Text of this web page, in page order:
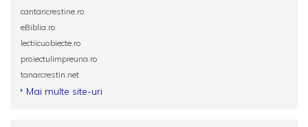
cantaricrestine.ro
eBiblia.ro
lectiicuobiecte.ro
proiectulimpreuna.ro
tanarcrestin.net
Mai multe site-uri